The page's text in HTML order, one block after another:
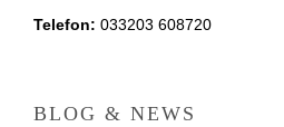
Telefon: 033203 608720
BLOG & NEWS